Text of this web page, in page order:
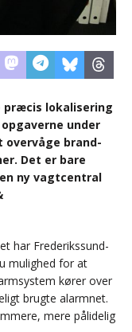
præcis lokalisering
under
brand-
Det er bare
ny vagtcentral
har Frederikssund-
mulighed for at
kører over
brugte alarmnet.
mere pålidelig